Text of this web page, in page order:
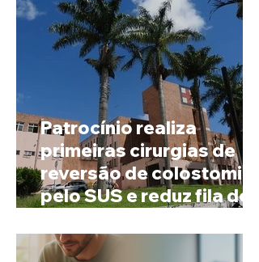
Patrocínio realiza
primeiras cirurgias de
reversão de colostomia
pelo SUS e reduz fila de